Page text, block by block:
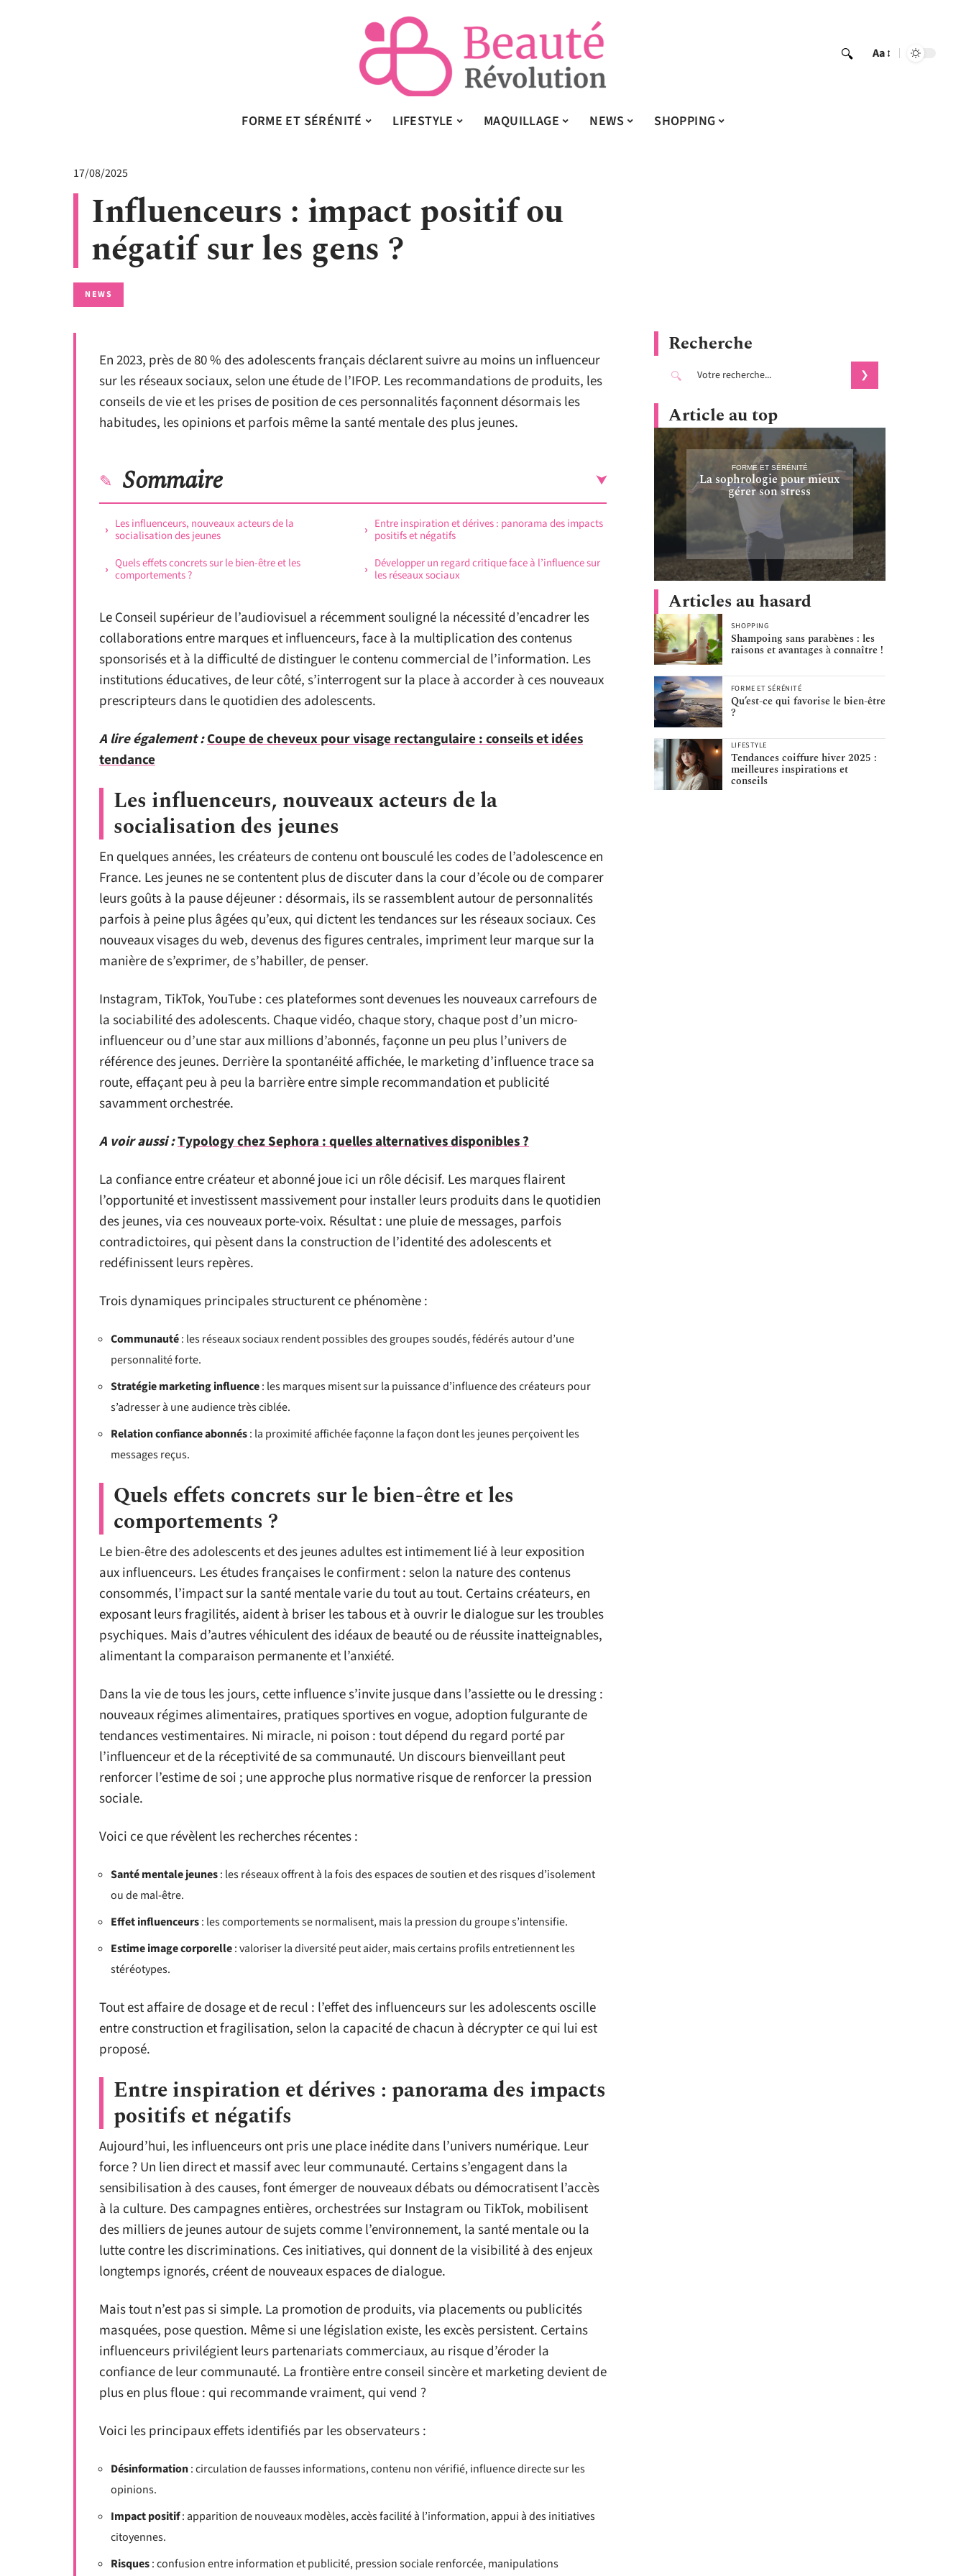
Aa
FORME ET SÉRÉNITÉ LIFESTYLE MAQUILLAGE NEWS SHOPPING
17/08/2025
Influenceurs : impact positif ou
négatif sur les gens ?
NEWS
En 2023, près de 80 % des adolescents français déclarent suivre au moins un influenceur
sur les réseaux sociaux, selon une étude de l’IFOP. Les recommandations de produits, les
conseils de vie et les prises de position de ces personnalités façonnent désormais les
habitudes, les opinions et parfois même la santé mentale des plus jeunes.
Sommaire
Les influenceurs, nouveaux acteurs de la
socialisation des jeunes
Quels effets concrets sur le bien-être et les
comportements ?
Entre inspiration et dérives : panorama des impacts
positifs et négatifs
Développer un regard critique face à l’influence sur
les réseaux sociaux
Le Conseil supérieur de l’audiovisuel a récemment souligné la nécessité d’encadrer les
collaborations entre marques et influenceurs, face à la multiplication des contenus
sponsorisés et à la difficulté de distinguer le contenu commercial de l’information. Les
institutions éducatives, de leur côté, s’interrogent sur la place à accorder à ces nouveaux
prescripteurs dans le quotidien des adolescents.
A lire également :Coupe de cheveux pour visage rectangulaire : conseils et idées
tendance
Les influenceurs, nouveaux acteurs de la
socialisation des jeunes
En quelques années, les créateurs de contenu ont bousculé les codes de l’adolescence en
France. Les jeunes ne se contentent plus de discuter dans la cour d’école ou de comparer
leurs goûts à la pause déjeuner : désormais, ils se rassemblent autour de personnalités
parfois à peine plus âgées qu’eux, qui dictent les tendances sur les réseaux sociaux. Ces
nouveaux visages du web, devenus des figures centrales, impriment leur marque sur la
manière de s’exprimer, de s’habiller, de penser.
Instagram, TikTok, YouTube : ces plateformes sont devenues les nouveaux carrefours de
la sociabilité des adolescents. Chaque vidéo, chaque story, chaque post d’un micro-
influenceur ou d’une star aux millions d’abonnés, façonne un peu plus l’univers de
référence des jeunes. Derrière la spontanéité affichée, le marketing d’influence trace sa
route, effaçant peu à peu la barrière entre simple recommandation et publicité
savamment orchestrée.
A voir aussi :Typology chez Sephora : quelles alternatives disponibles ?
La confiance entre créateur et abonné joue ici un rôle décisif. Les marques flairent
l’opportunité et investissent massivement pour installer leurs produits dans le quotidien
des jeunes, via ces nouveaux porte-voix. Résultat : une pluie de messages, parfois
contradictoires, qui pèsent dans la construction de l’identité des adolescents et
redéfinissent leurs repères.
Trois dynamiques principales structurent ce phénomène :
Communauté: les réseaux sociaux rendent possibles des groupes soudés, fédérés autour d’une
personnalité forte.
Stratégie marketing influence: les marques misent sur la puissance d’influence des créateurs pour
s’adresser à une audience très ciblée.
Relation confiance abonnés: la proximité affichée façonne la façon dont les jeunes perçoivent les
messages reçus.
Quels effets concrets sur le bien-être et les
comportements ?
Le bien-être des adolescents et des jeunes adultes est intimement lié à leur exposition
aux influenceurs. Les études françaises le confirment : selon la nature des contenus
consommés, l’impact sur la santé mentale varie du tout au tout. Certains créateurs, en
exposant leurs fragilités, aident à briser les tabous et à ouvrir le dialogue sur les troubles
psychiques. Mais d’autres véhiculent des idéaux de beauté ou de réussite inatteignables,
alimentant la comparaison permanente et l’anxiété.
Dans la vie de tous les jours, cette influence s’invite jusque dans l’assiette ou le dressing :
nouveaux régimes alimentaires, pratiques sportives en vogue, adoption fulgurante de
tendances vestimentaires. Ni miracle, ni poison : tout dépend du regard porté par
l’influenceur et de la réceptivité de sa communauté. Un discours bienveillant peut
renforcer l’estime de soi ; une approche plus normative risque de renforcer la pression
sociale.
Voici ce que révèlent les recherches récentes :
Santé mentale jeunes: les réseaux offrent à la fois des espaces de soutien et des risques d’isolement
ou de mal-être.
Effet influenceurs: les comportements se normalisent, mais la pression du groupe s’intensifie.
Estime image corporelle: valoriser la diversité peut aider, mais certains profils entretiennent les
stéréotypes.
Tout est affaire de dosage et de recul : l’effet des influenceurs sur les adolescents oscille
entre construction et fragilisation, selon la capacité de chacun à décrypter ce qui lui est
proposé.
Entre inspiration et dérives : panorama des impacts
positifs et négatifs
Aujourd’hui, les influenceurs ont pris une place inédite dans l’univers numérique. Leur
force ? Un lien direct et massif avec leur communauté. Certains s’engagent dans la
sensibilisation à des causes, font émerger de nouveaux débats ou démocratisent l’accès
à la culture. Des campagnes entières, orchestrées sur Instagram ou TikTok, mobilisent
des milliers de jeunes autour de sujets comme l’environnement, la santé mentale ou la
lutte contre les discriminations. Ces initiatives, qui donnent de la visibilité à des enjeux
longtemps ignorés, créent de nouveaux espaces de dialogue.
Mais tout n’est pas si simple. La promotion de produits, via placements ou publicités
masquées, pose question. Même si une législation existe, les excès persistent. Certains
influenceurs privilégient leurs partenariats commerciaux, au risque d’éroder la
confiance de leur communauté. La frontière entre conseil sincère et marketing devient de
plus en plus floue : qui recommande vraiment, qui vend ?
Voici les principaux effets identifiés par les observateurs :
Désinformation: circulation de fausses informations, contenu non vérifié, influence directe sur les
opinions.
Impact positif: apparition de nouveaux modèles, accès facilité à l’information, appui à des initiatives
citoyennes.
Risques: confusion entre information et publicité, pression sociale renforcée, manipulations
Recherche
Article au top
FORME ET SÉRÉNITÉ
La sophrologie pour mieux
gérer son stress
Articles au hasard
SHOPPING
Shampoing sans parabènes : les
raisons et avantages à connaître !
FORME ET SÉRÉNITÉ
Qu’est-ce qui favorise le bien-être
?
LIFESTYLE
Tendances coiffure hiver 2025 :
meilleures inspirations et
conseils